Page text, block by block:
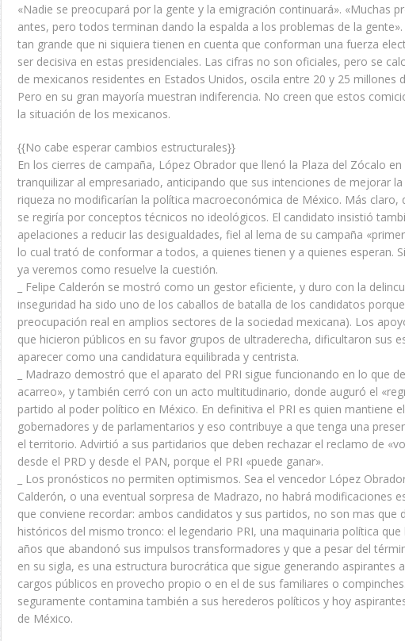
«Nadie se preocupará por la gente y la emigración continuará». «Muchas
antes, pero todos terminan dando la espalda a los problemas de la
tan grande que ni siquiera tienen en cuenta que conforman una fuerza
ser decisiva en estas presidenciales. Las cifras no son oficiales, pero se
de mexicanos residentes en Estados Unidos, oscila entre 20 y 25 millones
Pero en su gran mayoría muestran indiferencia. No creen que estos
la situación de los mexicanos.
{{No cabe esperar cambios estructurales}}
En los cierres de campaña, López Obrador que llenó la Plaza del Zócalo
tranquilizar al empresariado, anticipando que sus intenciones de mejorar
riqueza no modificarían la política macroeconómica de México. Más claro,
se regiría por conceptos técnicos no ideológicos. El candidato insistió
apelaciones a reducir las desigualdades, fiel al lema de su campaña
lo cual trató de conformar a todos, a quienes tienen y a quienes esperan.
ya veremos como resuelve la cuestión.
_ Felipe Calderón se mostró como un gestor eficiente, y duro con la
inseguridad ha sido uno de los caballos de batalla de los candidatos
preocupación real en amplios sectores de la sociedad mexicana). Los
que hicieron públicos en su favor grupos de ultraderecha, dificultaron sus
aparecer como una candidatura equilibrada y centrista.
_ Madrazo demostró que el aparato del PRI sigue funcionando en lo que
acarreo», y también cerró con un acto multitudinario, donde auguró el
partido al poder político en México. En definitiva el PRI es quien mantiene
gobernadores y de parlamentarios y eso contribuye a que tenga una
el territorio. Advirtió a sus partidarios que deben rechazar el reclamo de
desde el PRD y desde el PAN, porque el PRI «puede ganar».
_ Los pronósticos no permiten optimismos. Sea el vencedor López
Calderón, o una eventual sorpresa de Madrazo, no habrá modificaciones
que conviene recordar: ambos candidatos y sus partidos, no son mas que
históricos del mismo tronco: el legendario PRI, una maquinaria política que
años que abandonó sus impulsos transformadores y que a pesar del
en su sigla, es una estructura burocrática que sigue generando aspirantes
cargos públicos en provecho propio o en el de sus familiares o
seguramente contamina también a sus herederos políticos y hoy
de México.